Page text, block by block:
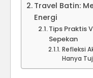
Travel Batin:
Energi
Tips Praktis
Sepekan
Refleksi
Hanya